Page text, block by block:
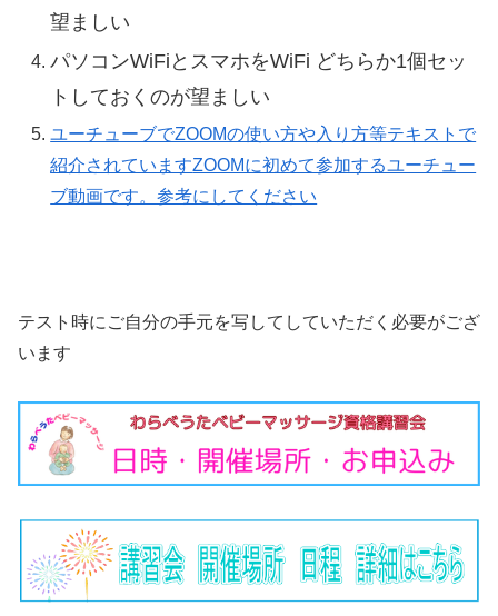
望ましい
パソコンWiFi とスマホをWiFi どちらか1個 セッ
トしておくのが望ましい
ユーチューブでZOOMの使い方や入り方等テキストで
紹介されていますZOOMに初めて参加するユーチュー
ブ動画です。参考にしてください
テスト時にご自分の手元を写してしていただく必要がござ
います